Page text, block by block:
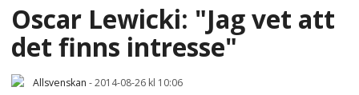
Oscar Lewicki: "Jag vet att
det finns intresse"
Allsvenskan -2014-08-26 kl 10:06